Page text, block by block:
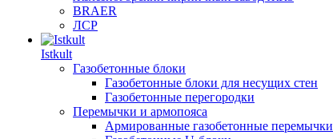
BRAER
ЛСР
Istkult
Газобетонные блоки
Газобетонные блоки для несущих стен
Газобетонные перегородки
Перемычки и армопояса
Армированные газобетонные перемычки